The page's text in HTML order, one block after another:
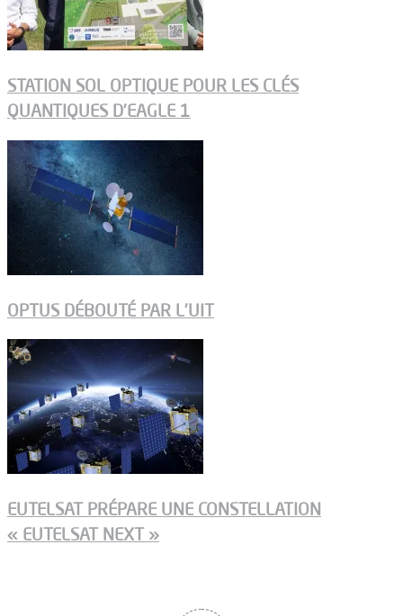
STATION SOL OPTIQUE POUR LES CLÉS
QUANTIQUES D’EAGLE 1
OPTUS DÉBOUTÉ PAR L’UIT
EUTELSAT PRÉPARE UNE CONSTELLATION
« EUTELSAT NEXT »